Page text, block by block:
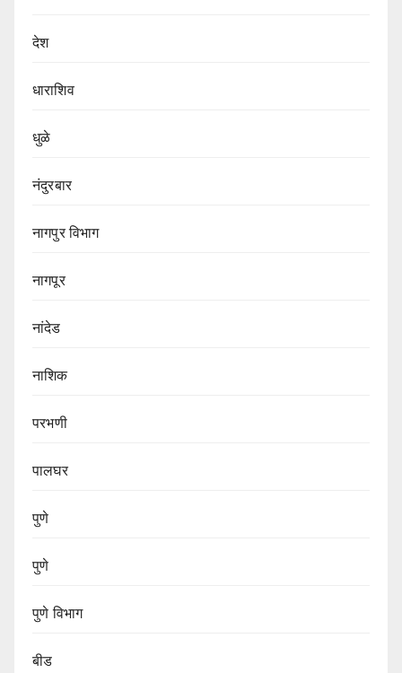
देश
धाराशिव
धुळे
नंदुरबार
नागपुर‌ विभाग‌
नागपूर
नांदेड
नाशिक
परभणी
पालघर
पुणे
पुणे
पुणे विभाग‌
बीड